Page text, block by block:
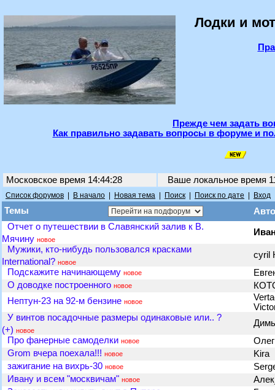
Лодки и
Прежде чем задать
Как правильно задавать вопросы в форуме и
Московское время 14:44:28 Ваше локальное время
Список форумов В начало Новая тема Поиск Поиск по дате Вход
Темы
Отчет о путешествии в Славянский залив к В.
Мячину новое
Мужики, кто-нибудь пользовался красками
International? новое
cyril
Подскажите начинающему новое
О доводке построенного новое
Нептун-23 на 92-м бензине новое
У винтов посадочные размеры одинаковые или.. ?
(+) новое
Про фанерные самоделки новое
Grom вчера поехала!!! новое
Kira
зажигание на вихрь-30 новое
Ивану и всем "москвичам" новое